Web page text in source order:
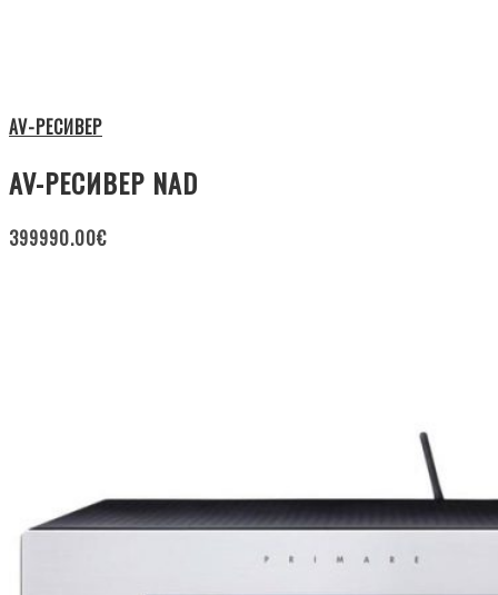
AV-РЕСИВЕР
AV-РЕСИВЕР NAD
399990.00€